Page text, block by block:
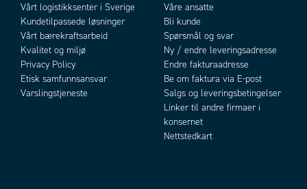
Vårt logistikksenter i Sverige
Kundetilpassede løsninger
Vårt bærekraftsarbeid
Kvalitet og miljø
Privacy Policy
Etisk samfunnsansvar
Varslingstjeneste
Våre ansatte
Bli kunde
Spørsmål og svar
Ny / endre leveringsadresse
Endre fakturaadresse
Be om faktura via E-post
Salgs og leveringsbetingelser
Linker til andre firmaer i
konsernet
Nettstedkart